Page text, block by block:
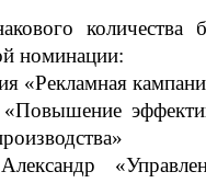
номинации:
«Рекламная